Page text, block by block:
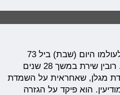
האלוף במיל' דורון רובין הלך לעולמו היום (שבת) ביל 73
לאחר מאבק ממושך במחלה. רובין שירת במשך 28 שנים
מגלן, שאחראית על השמדת
הוא פיקד על הגזרה